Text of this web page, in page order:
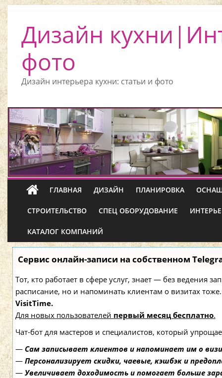
Дизайн
фото
Дизайн интерьера кухни: статьи и фото
ГЛАВНАЯ ДИЗАЙН ПЛАНИРОВКА
СТРОИТЕЛЬСТВО СПЕЦ ОБОРУДОВАНИЕ
КАТАЛОГ КОМПАНИЙ
Сервис онлайн-записи на собственном
Тот, кто работает в сфере услуг, знает — без ведения
расписание, но и напоминать клиентам о визитах
VisitTime.
Для новых пользователей первый месяц бесплатно.
Чат-бот для мастеров и специалистов, который
— Сам записывает клиентов и напоминает им о
— Персонализирует скидки, чаевые, кэшбэк и
— Увеличивает доходимость и помогает больше